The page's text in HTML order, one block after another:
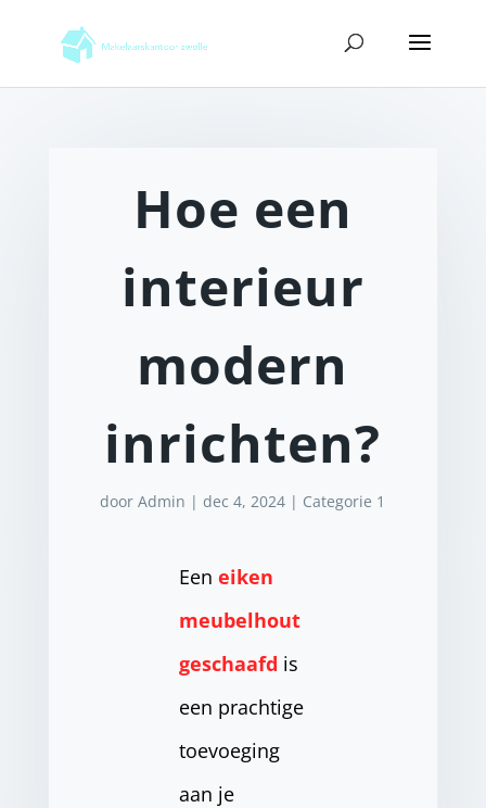
Hoe een
interieur
modern
inrichten?
doorAdmin | dec 4, 2024 | Categorie 1
Een eiken
meubelhout
geschaafd is
een prachtige
toevoeging
aan je